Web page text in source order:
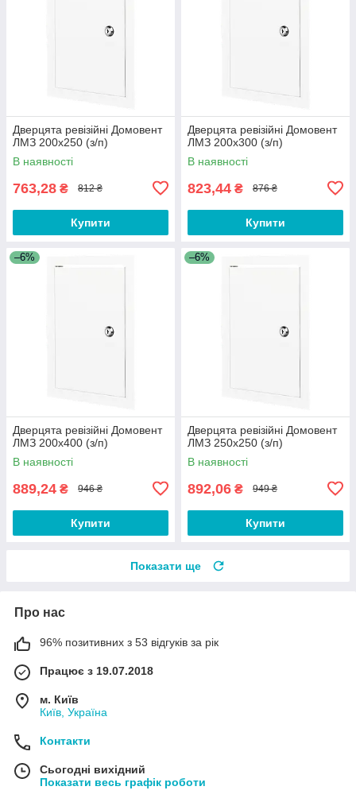
Дверцята ревізійні Домовент
ЛМЗ 200х250 (з/п)
В наявності
763,28 ₴ 812 ₴
Купити
Дверцята ревізійні Домовент
ЛМЗ 200х300 (з/п)
В наявності
823,44 ₴ 876 ₴
Купити
–6%
Дверцята ревізійні Домовент
ЛМЗ 200х400 (з/п)
В наявності
889,24 ₴ 946 ₴
Купити
–6%
Дверцята ревізійні Домовент
ЛМЗ 250х250 (з/п)
В наявності
892,06 ₴ 949 ₴
Купити
Показати ще
Про нас
96% позитивних з 53 відгуків за рік
Працює з 19.07.2018
м. Київ
Київ, Україна
Контакти
Сьогодні вихідний
Показати весь графік роботи